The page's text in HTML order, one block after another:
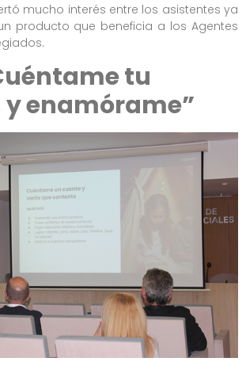
mucho interés entre los asistentes ya
producto que beneficia a los Agentes
tu
enamórame”